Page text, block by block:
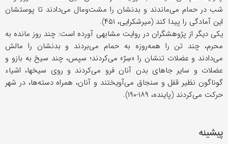
شب در حمام می‌ماندند و بدنشان را مشت‌ومال می‌دادند تا پوستشان
این آمادگی را پیدا کند (میرشکرایی، ۴۵۱).
یکی دیگر از پژوهشگران در روایت مشابهی آورده است: چند روز مانده به
محرم، چند تن را همه‌روزه به حمام می‌بردند و بدنشان را مالش
می‌دادند و عضلات تنشان را «سِرّ» می‌کردند؛ سپس، چند سیخ به بازو و
عضلات و سایر جاهای بدن آنان فرو می‌کردند و روی سیخها، اشیاء
گوناگون نظیر قفل و سنجاق می‌آویختند و آنان، همراه دسته‌ها، در شهر
حرکت می‌کردند (پاینده، ۱۸۹-۱۹۰).
پیشینه